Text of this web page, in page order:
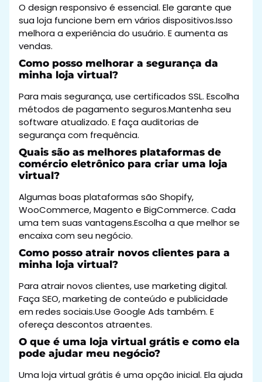
O design responsivo é essencial. Ele garante que
sua loja funcione bem em vários dispositivos.Isso
melhora a experiência do usuário. E aumenta as
vendas.
Como posso melhorar a segurança da
minha loja virtual?
Para mais segurança, use certificados SSL. Escolha
métodos de pagamento seguros.Mantenha seu
software atualizado. E faça auditorias de
segurança com frequência.
Quais são as melhores plataformas de
comércio eletrônico para criar uma loja
virtual?
Algumas boas plataformas são Shopify,
WooCommerce, Magento e BigCommerce. Cada
uma tem suas vantagens.Escolha a que melhor se
encaixa com seu negócio.
Como posso atrair novos clientes para a
minha loja virtual?
Para atrair novos clientes, use marketing digital.
Faça SEO, marketing de conteúdo e publicidade
em redes sociais.Use Google Ads também. E
ofereça descontos atraentes.
O que é uma loja virtual grátis e como ela
pode ajudar meu negócio?
Uma loja virtual grátis é uma opção inicial. Ela ajuda